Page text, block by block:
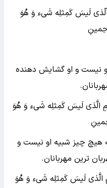
الّذی لَیسَ کَمِثلِه شَیء وَ هُوَ
نیست و او گشایش دهنده
الَّذی لَیسَ کَمِثلِه شَیء وَ هُوَ
هیچ چیز شبیه او نیست و
ترین مهربانان.
الَّذی لَیسَ کَمِثلِه شَیء وَ هُوَ